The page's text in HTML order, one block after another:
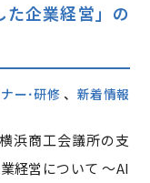
企業経営」の
ー･研修 新着情報
浜商工会議所の支
経営について ～AI